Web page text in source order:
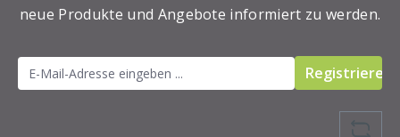
neue Produkte und Angebote informiert zu werden.
Registrieren